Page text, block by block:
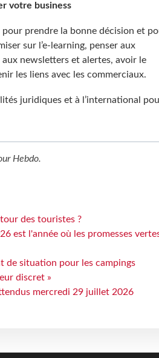
votre business
pour prendre la bonne décision et
sur l’e-learning, penser aux
newsletters et alertes, avoir le
les liens avec les commerciaux.
juridiques et à l’international
Hebdo.
des touristes ?
est l'année où les promesses
de situation pour les campings
discret »
mercredi 29 juillet 2026